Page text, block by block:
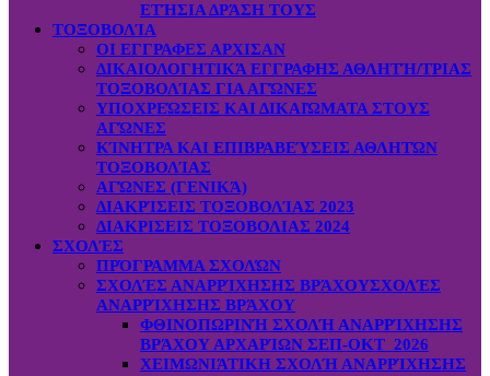
ΕΤΉΣΙΑ ΔΡΆΣΗ ΤΟΥΣ
ΤΟΞΟΒΟΛΊΑ
ΟΙ ΕΓΓΡΑΦΕΣ ΑΡΧΙΣΑΝ
ΔΙΚΑΙΟΛΟΓΗΤΙΚΆ ΕΓΓΡΑΦΗΣ ΑΘΛΗΤΉ/ΤΡΙΑΣ
ΤΟΞΟΒΟΛΊΑΣ ΓΙΑ ΑΓΏΝΕΣ
ΥΠΟΧΡΕΏΣΕΙΣ ΚΑΙ ΔΙΚΑΙΏΜΑΤΑ ΣΤΟΥΣ
ΑΓΏΝΕΣ
ΚΊΝΗΤΡΑ ΚΑΙ ΕΠΙΒΡΑΒΕΎΣΕΙΣ ΑΘΛΗΤΏΝ
ΤΟΞΟΒΟΛΊΑΣ
ΑΓΏΝΕΣ (ΓΕΝΙΚΆ)
ΔΙΑΚΡΊΣΕΙΣ ΤΟΞΟΒΟΛΊΑΣ 2023
ΔΙΑΚΡΙΣΕΙΣ ΤΟΞΟΒΟΛΙΑΣ 2024
ΣΧΟΛΈΣ
ΠΡΌΓΡΑΜΜΑ ΣΧΟΛΏΝ
ΣΧΟΛΈΣ ΑΝΑΡΡΊΧΗΣΗΣ ΒΡΆΧΟΥΣΧΟΛΈΣ
ΑΝΑΡΡΊΧΗΣΗΣ ΒΡΆΧΟΥ
ΦΘΙΝΟΠΩΡΙΝΉ ΣΧΟΛΉ ΑΝΑΡΡΊΧΗΣΗΣ
ΒΡΆΧΟΥ ΑΡΧΑΡΊΩΝ ΣΕΠ-ΟΚΤ 2026
ΧΕΙΜΩΝΙΆΤΙΚΗ ΣΧΟΛΉ ΑΝΑΡΡΊΧΗΣΗΣ